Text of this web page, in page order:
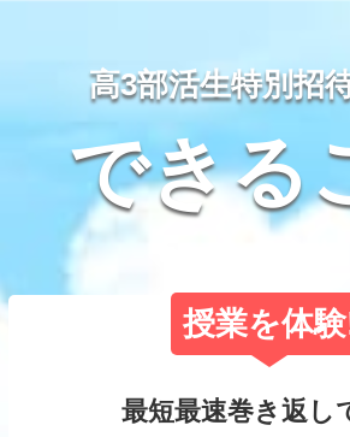
高3部活生特別招
できる
授業を体
最短最速巻き返し